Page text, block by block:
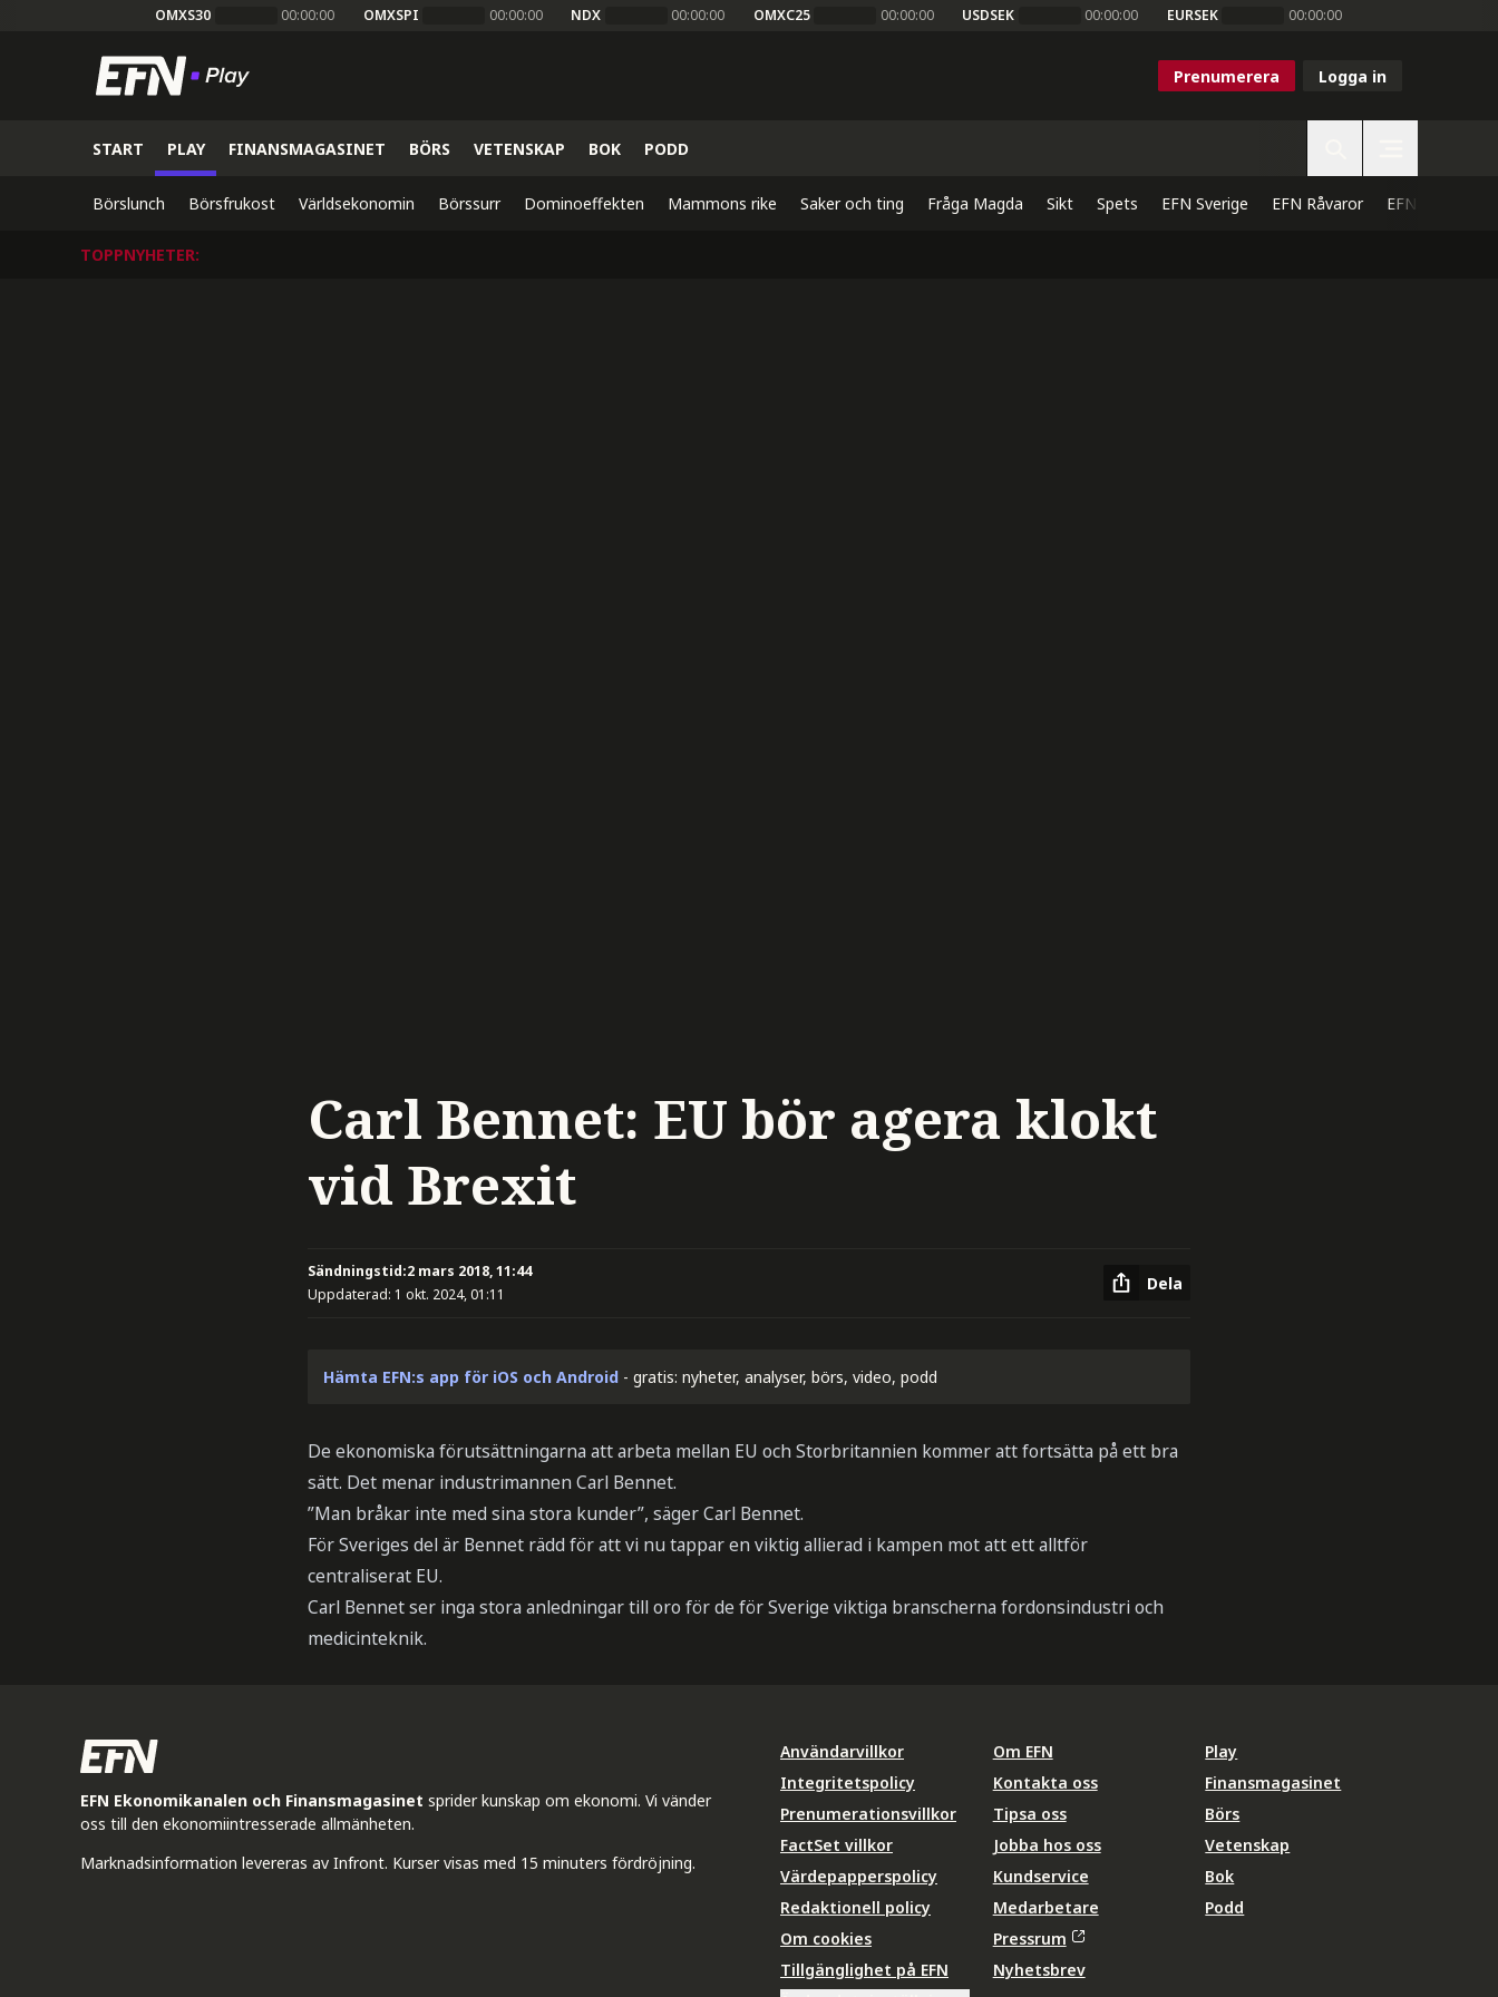
OMXS30 00:00:00 OMXSPI 00:00:00 NDX 00:00:00 OMXC25 00:00:00 USDSEK 00:00:00 EURSEK 00:00:00
Prenumerera Logga in
START PLAY FINANSMAGASINET BÖRS VETENSKAP BOK PODD
Börslunch Börsfrukost Världsekonomin Börssurr Dominoeffekten Mammons rike Saker och ting Fråga Magda Sikt Spets EFN Sverige EFN Råvaror EFN Direkt
TOPPNYHETER:
Carl Bennet: EU bör agera klokt
vid Brexit
Sändningstid:2 mars 2018, 11:44
Uppdaterad: 1 okt. 2024, 01:11
Dela
Hämta EFN:s app för iOS och Android - gratis: nyheter, analyser, börs, video, podd
De ekonomiska förutsättningarna att arbeta mellan EU och Storbritannien kommer att fortsätta på ett bra
sätt. Det menar industrimannen Carl Bennet.
”Man bråkar inte med sina stora kunder”, säger Carl Bennet.
För Sveriges del är Bennet rädd för att vi nu tappar en viktig allierad i kampen mot att ett alltför
centraliserat EU.
Carl Bennet ser inga stora anledningar till oro för de för Sverige viktiga branscherna fordonsindustri och
medicinteknik.
EFN Ekonomikanalen och Finansmagasinet sprider kunskap om ekonomi. Vi vänder
oss till den ekonomiintresserade allmänheten.
Marknadsinformation levereras av Infront. Kurser visas med 15 minuters fördröjning.
Användarvillkor
Integritetspolicy
Prenumerationsvillkor
FactSet villkor
Värdepapperspolicy
Redaktionell policy
Om cookies
Tillgänglighet på EFN
Om EFN
Kontakta oss
Tipsa oss
Jobba hos oss
Kundservice
Medarbetare
Pressrum
Nyhetsbrev
Play
Finansmagasinet
Börs
Vetenskap
Bok
Podd